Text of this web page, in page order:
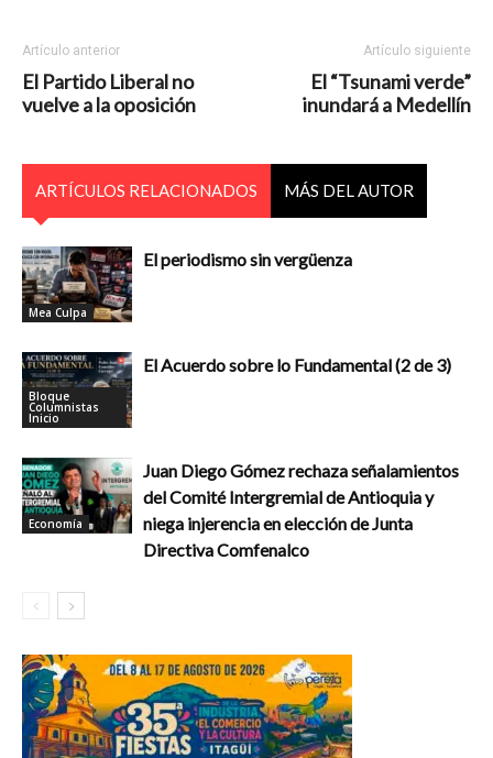
Artículo anterior
El Partido Liberal no
vuelve a la oposición
Artículo siguiente
El “Tsunami verde”
inundará a Medellín
ARTÍCULOS RELACIONADOS MÁS DEL AUTOR
Mea Culpa
El periodismo sin vergüenza
Bloque
Columnistas
Inicio
El Acuerdo sobre lo Fundamental (2 de 3)
Economía
Juan Diego Gómez rechaza señalamientos
del Comité Intergremial de Antioquia y
niega injerencia en elección de Junta
Directiva Comfenalco